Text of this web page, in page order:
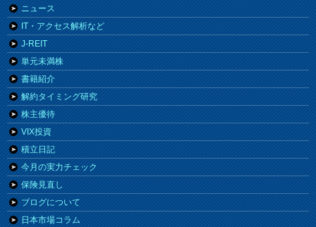
ニュース
IT・アクセス解析など
J-REIT
単元未満株
書籍紹介
解約タイミング研究
株主優待
VIX投資
積立日記
今月の実力チェック
保険見直し
ブログについて
日本市場コラム